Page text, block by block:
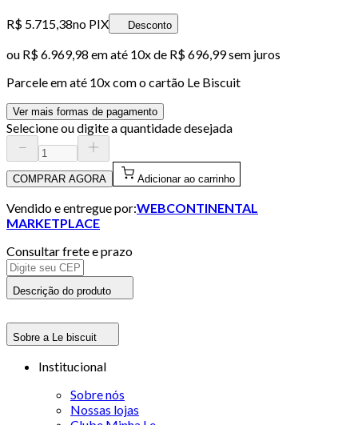
R$ 5.715,38no PIX Desconto
ou R$ 6.969,98 em até 10x de R$ 696,99 sem juros
Parcele em até 10x com o cartão Le Biscuit
Ver mais formas de pagamento
Selecione ou digite a quantidade desejada
COMPRAR AGORA Adicionar ao carrinho
Vendido e entregue por:WEBCONTINENTAL
MARKETPLACE
Consultar frete e prazo
Descrição do produto
Sobre a Le biscuit
Institucional
Sobre nós
Nossas lojas